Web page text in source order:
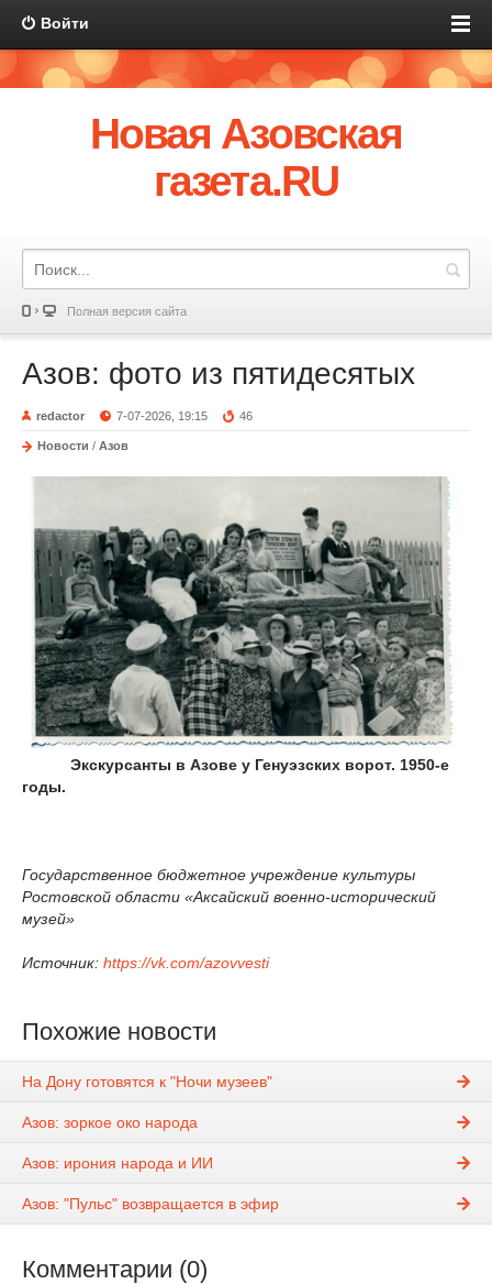
Войти
Новая Азовская
газета.RU
Полная версия сайта
Азов: фото из пятидесятых
redactor 7-07-2026, 19:15 46
Новости / Азов
Экскурсанты в Азове у Генуэзских ворот. 1950-е
годы.
Государственное бюджетное учреждение культуры
Ростовской области «Аксайский военно-исторический
музей»
Источник: https://vk.com/azovvesti
Похожие новости
На Дону готовятся к "Ночи музеев"
Азов: зоркое око народа
Азов: ирония народа и ИИ
Азов: "Пульс" возвращается в эфир
Комментарии (0)